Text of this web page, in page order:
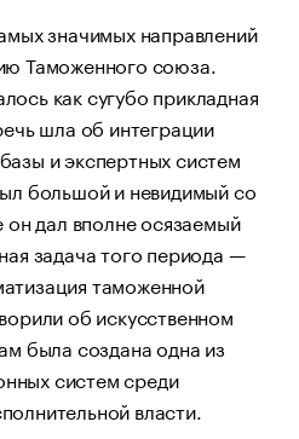
значимых направлений
Таможенного союза.
как сугубо прикладная
шла об интеграции
и экспертных систем
большой и невидимый со
он дал вполне осязаемый
задача того периода —
таможенной
об искусственном
была создана одна из
систем среди
власти.